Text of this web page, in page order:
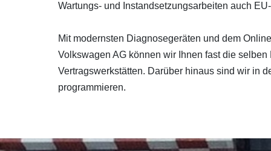
Wartungs- und Instandsetzungsarbeiten auch
Mit modernsten Diagnosegeräten und dem
Volkswagen AG können wir Ihnen fast die
Vertragswerkstätten. Darüber hinaus sind wir in
programmieren.